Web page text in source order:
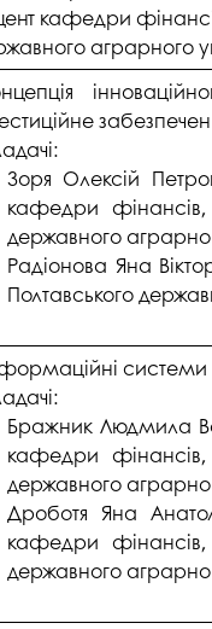
кафедри
аграрного
Зоря Олексій
кафедри фінансів,
державного
Радіонова Яна
Полтавського
системи
Бражник Людмила
кафедри фінансів,
державного
Дроботя Яна
кафедри фінансів,
державного